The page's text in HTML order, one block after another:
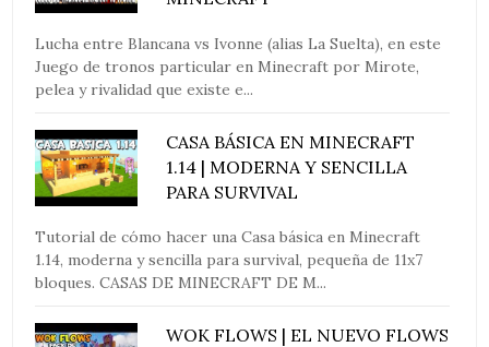
Lucha entre Blancana vs Ivonne (alias La Suelta), en este
Juego de tronos particular en Minecraft por Mirote,
pelea y rivalidad que existe e...
CASA BÁSICA EN MINECRAFT
1.14 | MODERNA Y SENCILLA
PARA SURVIVAL
Tutorial de cómo hacer una Casa básica en Minecraft
1.14, moderna y sencilla para survival, pequeña de 11x7
bloques. CASAS DE MINECRAFT DE M...
WOK FLOWS | EL NUEVO FLOWS